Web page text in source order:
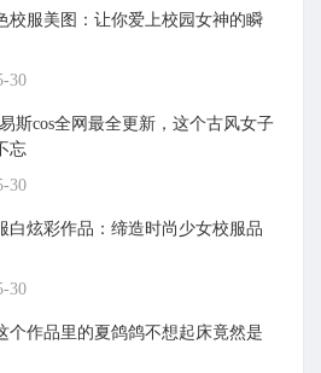
校服美图：让你爱上校园女神的瞬
30
斯cos全网最全更新，这个古风女子
忘
30
白炫彩作品：缔造时尚少女校服品
30
个作品里的夏鸽鸽不想起床竟然是